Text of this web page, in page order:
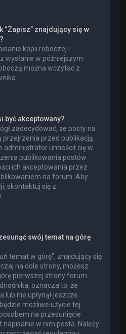
“Zapisz” znajdujący się w
kopii roboczej i
wysłanie w późniejszym
można wczytać z
być akceptowany?
zadecydować, że posty na
przed publikacją.
administrator umieścił cię w
publikowania postów
ich akceptowania przez
na forum. Aby
skontaktuj się z
swój temat na górę
temat w górę”, znajdujący się
na dole strony, możesz
pierwszej strony forum.
oznacza to, że
lub nie upłynął jeszcze
możliwe użycie tej
na przesunięcie
w nim posta. Należy